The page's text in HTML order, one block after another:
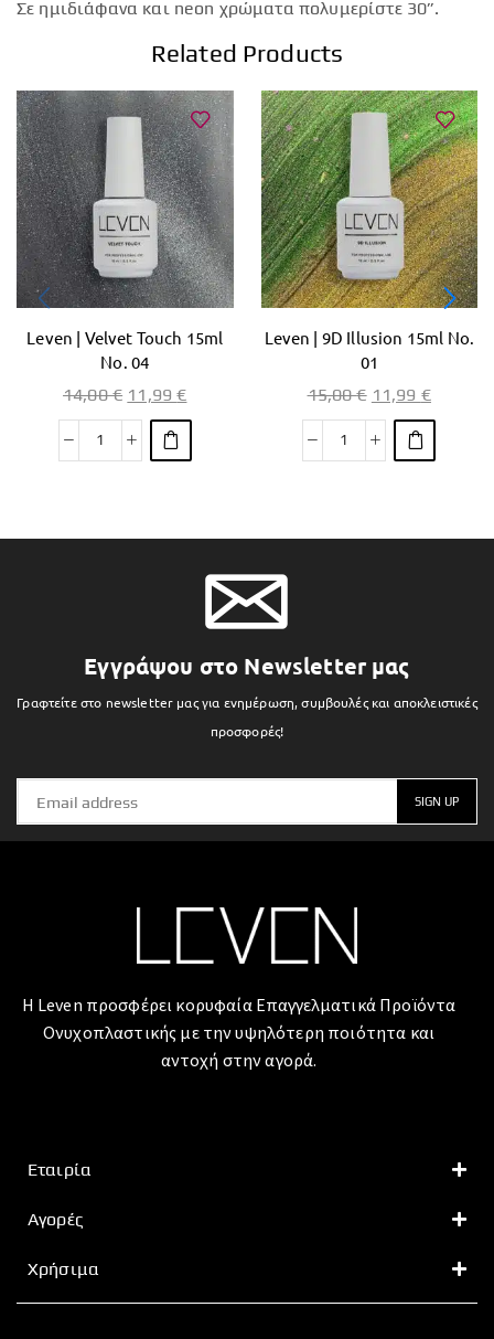
Σε ημιδιάφανα και neon χρώματα πολυμερίστε 30”.
Related Products
Leven | Velvet Touch 15ml
No. 04
14,00€ 11,99€
Leven | 9D Illusion 15ml No.
01
15,00€ 11,99 €
Εγγράψου στο Newsletter μας
Γραφτείτε στο newsletter μας για ενημέρωση, συμβουλές και αποκλειστικές
προσφορές!
Η Leven προσφέρει κορυφαία Επαγγελματικά Προϊόντα
Ονυχοπλαστικής με την υψηλότερη ποιότητα και
αντοχή στην αγορά.
Εταιρία
Αγορές
Χρήσιμα